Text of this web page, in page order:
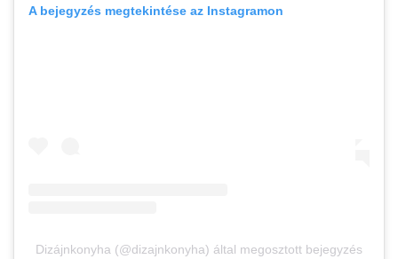
A bejegyzés megtekintése az Instagramon
Dizájnkonyha (@dizajnkonyha) által megosztott bejegyzés